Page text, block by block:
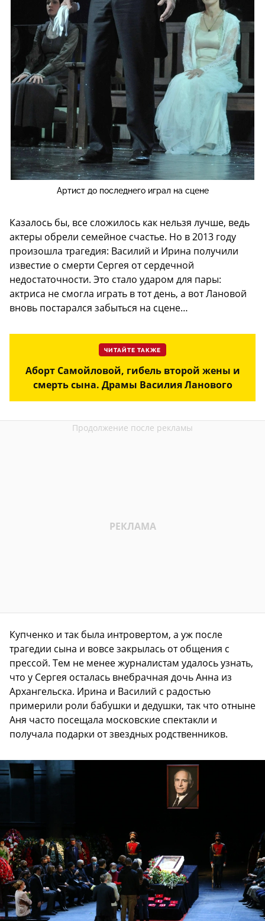
Артист до последнего играл на сцене
Казалось бы, все сложилось как нельзя лучше, ведь
актеры обрели семейное счастье. Но в 2013 году
произошла трагедия: Василий и Ирина получили
известие о смерти Сергея от сердечной
недостаточности. Это стало ударом для пары:
актриса не смогла играть в тот день, а вот Лановой
вновь постарался забыться на сцене…
ЧИТАЙТЕ ТАКЖЕ
Аборт Самойловой, гибель второй жены и
смерть сына. Драмы Василия Ланового
Купченко и так была интровертом, а уж после
трагедии сына и вовсе закрылась от общения с
прессой. Тем не менее журналистам удалось узнать,
что у Сергея осталась внебрачная дочь Анна из
Архангельска. Ирина и Василий с радостью
примерили роли бабушки и дедушки, так что отныне
Аня часто посещала московские спектакли и
получала подарки от звездных родственников.